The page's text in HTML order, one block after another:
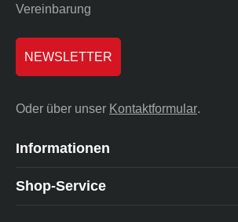
Vereinbarung
NEWSLETTER
Oder über unser Kontaktformular.
Informationen
Shop-Service